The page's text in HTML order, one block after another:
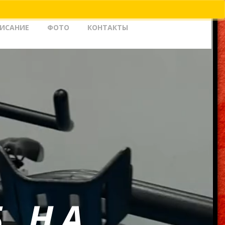
ФОТО КОНТАКТЫ